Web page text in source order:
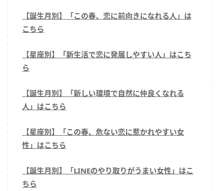
【誕生月別】「この春、恋に前向きになれる人」は
こちら
【星座別】「新生活で恋に発展しやすい人」はこち
ら
【誕生月別】「新しい環境で自然に仲良くなれる
人」はこちら
【星座別】「この春、危ない恋に惹かれやすい女
性」はこちら
【誕生月別】「LINEのやり取りがうまい女性」はこ
ちら